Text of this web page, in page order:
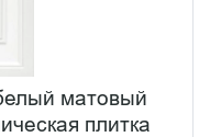
матовый
плитка